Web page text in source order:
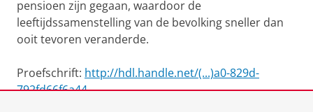
pensioen zijn gegaan, waardoor de
leeftijdssamenstelling van de bevolking sneller dan
ooit tevoren veranderde.
Proefschrift: http://hdl.handle.net/(...)a0-829d-
792fd66f6a44